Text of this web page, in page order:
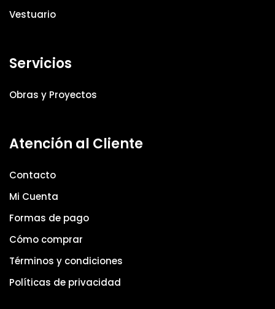
Vestuario
Servicios
Obras y Proyectos
Atención al Cliente
Contacto
Mi Cuenta
Formas de pago
Cómo comprar
Términos y condiciones
Políticas de privacidad